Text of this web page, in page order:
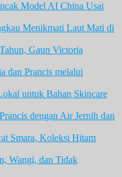
Model AI China Usai
Menikmati Laut Mati di
Gaun Victoria
dan Prancis melalui
untuk Bahan Skincare
dengan Air Jernih dan
Smara, Koleksi Hitam
Wangi, dan Tidak